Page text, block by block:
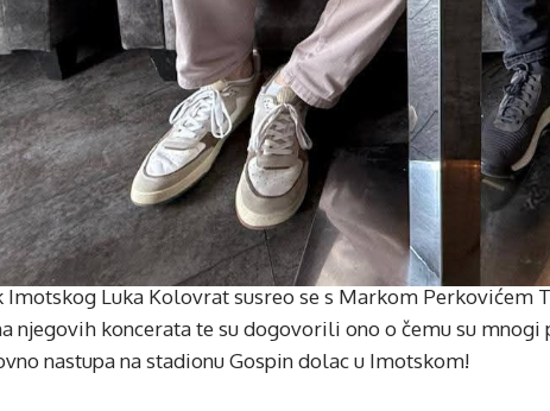
Imotskog Luka Kolovrat susreo se s Markom Perkovićem
njegovih koncerata te su dogovorili ono o čemu su
nastupa na stadionu Gospin dolac u Imotskom!